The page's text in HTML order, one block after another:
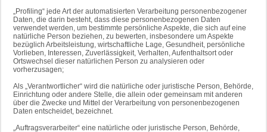
„Profiling“ jede Art der automatisierten Verarbeitung personenbezogener
Daten, die darin besteht, dass diese personenbezogenen Daten
verwendet werden, um bestimmte persönliche Aspekte, die sich auf eine
natürliche Person beziehen, zu bewerten, insbesondere um Aspekte
bezüglich Arbeitsleistung, wirtschaftliche Lage, Gesundheit, persönliche
Vorlieben, Interessen, Zuverlässigkeit, Verhalten, Aufenthaltsort oder
Ortswechsel dieser natürlichen Person zu analysieren oder
vorherzusagen;
Als „Verantwortlicher“ wird die natürliche oder juristische Person, Behörde,
Einrichtung oder andere Stelle, die allein oder gemeinsam mit anderen
über die Zwecke und Mittel der Verarbeitung von personenbezogenen
Daten entscheidet, bezeichnet.
„Auftragsverarbeiter“ eine natürliche oder juristische Person, Behörde,